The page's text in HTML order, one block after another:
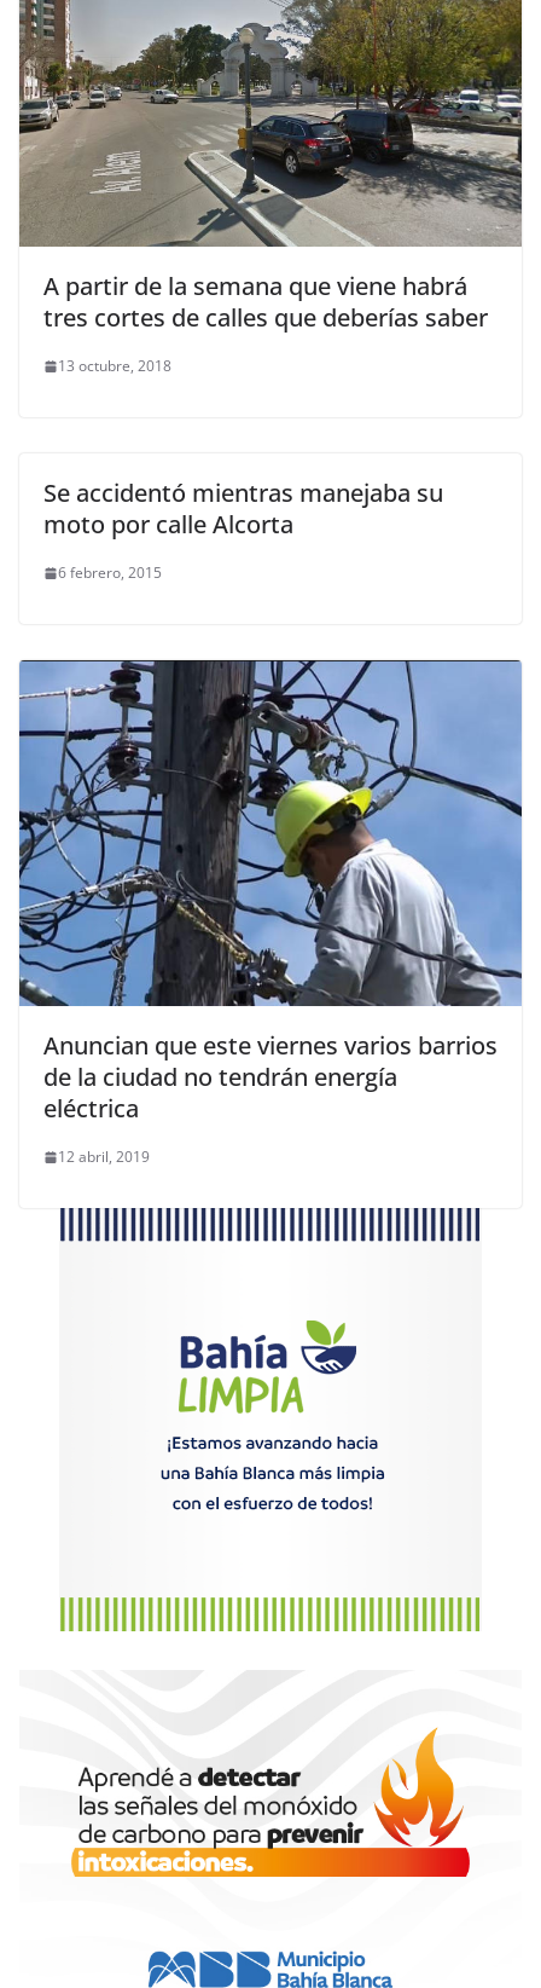
A partir de la semana que viene habrá
tres cortes de calles que deberías saber
13 octubre, 2018
Se accidentó mientras manejaba su
moto por calle Alcorta
6 febrero, 2015
Anuncian que este viernes varios barrios
de la ciudad no tendrán energía
eléctrica
12 abril, 2019